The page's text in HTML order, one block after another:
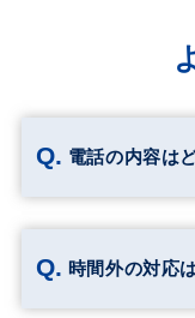
電話の内容は
時間外の対応